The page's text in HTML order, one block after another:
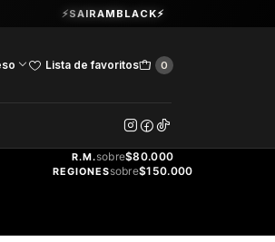
Lista de favoritos 0
202. Oficina 102.Ver Horarios
⚡SAIRAMBLACK⚡
GRATIS
R.M.sobre$80.000
REGIONESsobre$150.000